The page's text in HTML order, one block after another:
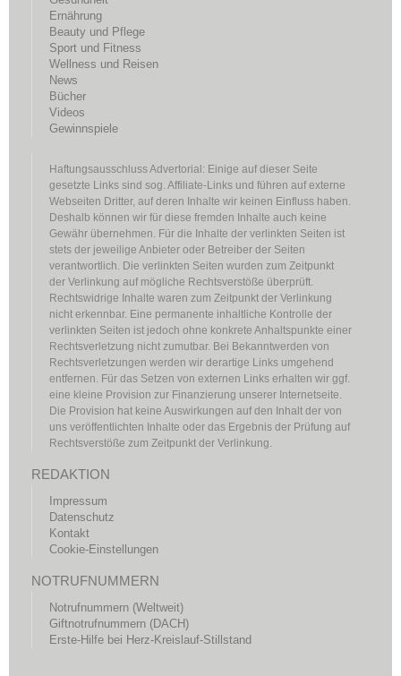
Ernährung
Beauty und Pflege
Sport und Fitness
Wellness und Reisen
News
Bücher
Videos
Gewinnspiele
Haftungsausschluss Advertorial: Einige auf dieser Seite
gesetzte Links sind sog. Affiliate-Links und führen auf externe
Webseiten Dritter, auf deren Inhalte wir keinen Einfluss haben.
Deshalb können wir für diese fremden Inhalte auch keine
Gewähr übernehmen. Für die Inhalte der verlinkten Seiten ist
stets der jeweilige Anbieter oder Betreiber der Seiten
verantwortlich. Die verlinkten Seiten wurden zum Zeitpunkt
der Verlinkung auf mögliche Rechtsverstöße überprüft.
Rechtswidrige Inhalte waren zum Zeitpunkt der Verlinkung
nicht erkennbar. Eine permanente inhaltliche Kontrolle der
verlinkten Seiten ist jedoch ohne konkrete Anhaltspunkte einer
Rechtsverletzung nicht zumutbar. Bei Bekanntwerden von
Rechtsverletzungen werden wir derartige Links umgehend
entfernen. Für das Setzen von externen Links erhalten wir ggf.
eine kleine Provision zur Finanzierung unserer Internetseite.
Die Provision hat keine Auswirkungen auf den Inhalt der von
uns veröffentlichten Inhalte oder das Ergebnis der Prüfung auf
Rechtsverstöße zum Zeitpunkt der Verlinkung.
REDAKTION
Impressum
Datenschutz
Kontakt
Cookie-Einstellungen
NOTRUFNUMMERN
Notrufnummern (Weltweit)
Giftnotrufnummern (DACH)
Erste-Hilfe bei Herz-Kreislauf-Stillstand